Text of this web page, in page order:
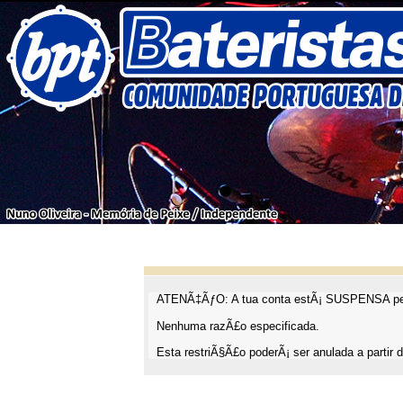
ATENÃ‡ÃƒO: A tua conta estÃ¡ SUSPENSA
Nenhuma razÃ£o especificada.
Esta restriÃ§Ã£o poderÃ¡ ser anulada a partir